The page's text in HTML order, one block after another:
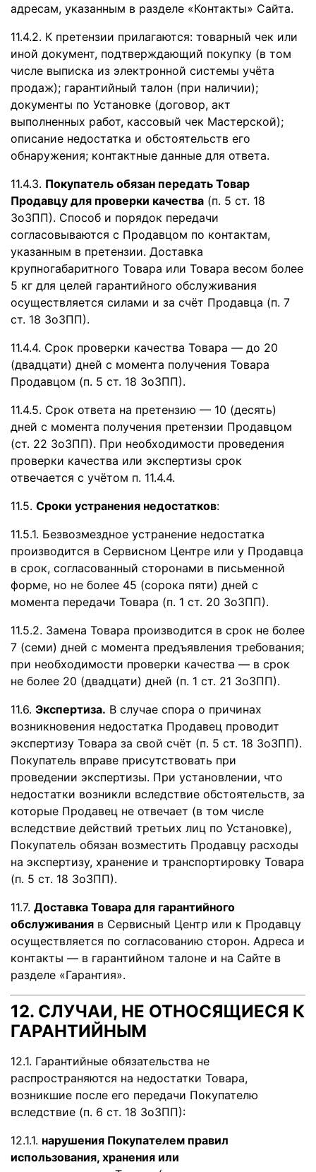
адресам, указанным в разделе «Контакты» Сайта.
11.4.2. К претензии прилагаются: товарный чек или
иной документ, подтверждающий покупку (в том
числе выписка из электронной системы учёта
продаж); гарантийный талон (при наличии);
документы по Установке (договор, акт
выполненных работ, кассовый чек Мастерской);
описание недостатка и обстоятельств его
обнаружения; контактные данные для ответа.
11.4.3. Покупатель обязан передать Товар
Продавцу для проверки качества (п. 5 ст. 18
ЗоЗПП). Способ и порядок передачи
согласовываются с Продавцом по контактам,
указанным в претензии. Доставка
крупногабаритного Товара или Товара весом более
5 кг для целей гарантийного обслуживания
осуществляется силами и за счёт Продавца (п. 7
ст. 18 ЗоЗПП).
11.4.4. Срок проверки качества Товара — до 20
(двадцати) дней с момента получения Товара
Продавцом (п. 5 ст. 18 ЗоЗПП).
11.4.5. Срок ответа на претензию — 10 (десять)
дней с момента получения претензии Продавцом
(ст. 22 ЗоЗПП). При необходимости проведения
проверки качества или экспертизы срок
отвечается с учётом п. 11.4.4.
11.5. Сроки устранения недостатков:
11.5.1. Безвозмездное устранение недостатка
производится в Сервисном Центре или у Продавца
в срок, согласованный сторонами в письменной
форме, но не более 45 (сорока пяти) дней с
момента передачи Товара (п. 1 ст. 20 ЗоЗПП).
11.5.2. Замена Товара производится в срок не более
7 (семи) дней с момента предъявления требования;
при необходимости проверки качества — в срок
не более 20 (двадцати) дней (п. 1 ст. 21 ЗоЗПП).
11.6. Экспертиза. В случае спора о причинах
возникновения недостатка Продавец проводит
экспертизу Товара за свой счёт (п. 5 ст. 18 ЗоЗПП).
Покупатель вправе присутствовать при
проведении экспертизы. При установлении, что
недостатки возникли вследствие обстоятельств, за
которые Продавец не отвечает (в том числе
вследствие действий третьих лиц по Установке),
Покупатель обязан возместить Продавцу расходы
на экспертизу, хранение и транспортировку Товара
(п. 5 ст. 18 ЗоЗПП).
11.7. Доставка Товара для гарантийного
обслуживания в Сервисный Центр или к Продавцу
осуществляется по согласованию сторон. Адреса и
контакты — в гарантийном талоне и на Сайте в
разделе «Гарантия».
12. СЛУЧАИ, НЕ ОТНОСЯЩИЕСЯ К
ГАРАНТИЙНЫМ
12.1. Гарантийные обязательства не
распространяются на недостатки Товара,
возникшие после его передачи Покупателю
вследствие (п. 6 ст. 18 ЗоЗПП):
12.1.1. нарушения Покупателем правил
использования, хранения или